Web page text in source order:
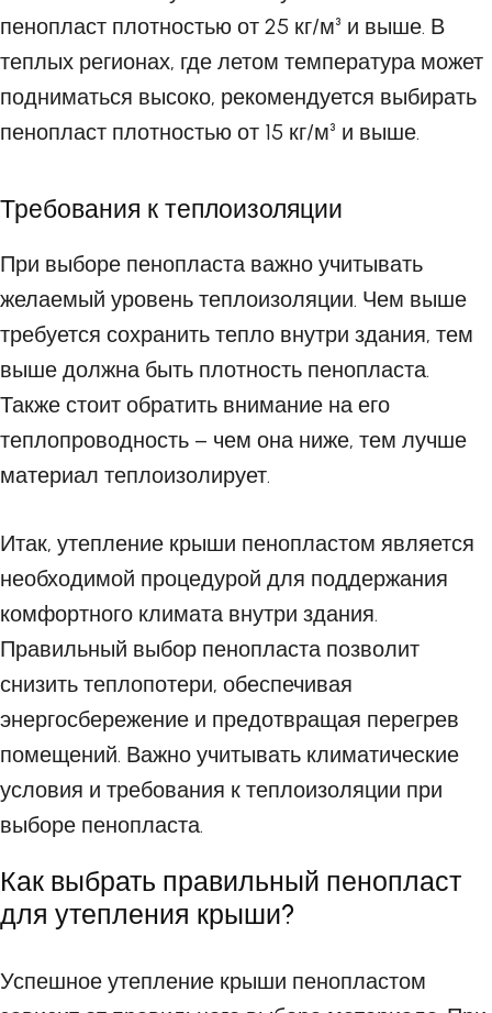
пенопласт плотностью от 25 кг/м³ и выше. В
теплых регионах, где летом температура может
подниматься высоко, рекомендуется выбирать
пенопласт плотностью от 15 кг/м³ и выше.
Требования к теплоизоляции
При выборе пенопласта важно учитывать
желаемый уровень теплоизоляции. Чем выше
требуется сохранить тепло внутри здания, тем
выше должна быть плотность пенопласта.
Также стоит обратить внимание на его
теплопроводность – чем она ниже, тем лучше
материал теплоизолирует.
Итак, утепление крыши пенопластом является
необходимой процедурой для поддержания
комфортного климата внутри здания.
Правильный выбор пенопласта позволит
снизить теплопотери, обеспечивая
энергосбережение и предотвращая перегрев
помещений. Важно учитывать климатические
условия и требования к теплоизоляции при
выборе пенопласта.
Как выбрать правильный пенопласт
для утепления крыши?
Успешное утепление крыши пенопластом